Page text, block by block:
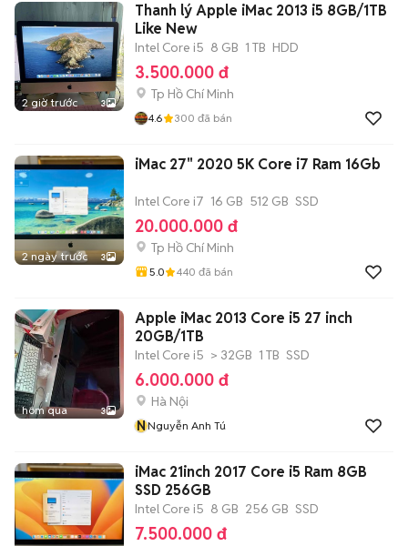
2 giờ trước 3
Thanh lý Apple iMac 2013 i5 8GB/1TB
Like New
Intel Core i5 8 GB 1 TB HDD
3.500.000 đ
Tp Hồ Chí Minh
4.6 300 đã bán
2 ngày trước 3
iMac 27" 2020 5K Core i7 Ram 16Gb
Intel Core i7 16 GB 512 GB SSD
20.000.000 đ
Tp Hồ Chí Minh
5.0 440 đã bán
hôm qua 3
Apple iMac 2013 Core i5 27 inch
20GB/1TB
Intel Core i5 > 32GB 1 TB SSD
6.000.000 đ
Hà Nội
NNguyễn Anh Tú
iMac 21inch 2017 Core i5 Ram 8GB
SSD 256GB
Intel Core i5 8 GB 256 GB SSD
7.500.000 đ